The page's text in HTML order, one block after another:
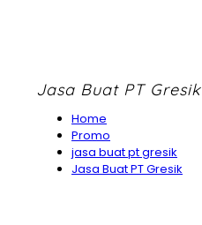
Jasa Buat PT Gresik
Home
Promo
jasa buat pt gresik
Jasa Buat PT Gresik